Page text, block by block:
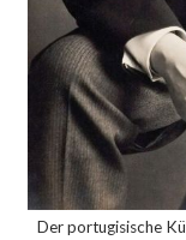
Der portugisische